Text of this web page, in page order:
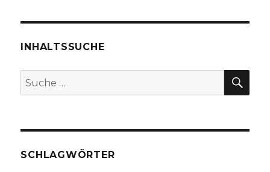
INHALTSSUCHE
Suche
nach:
SCHLAGWÖRTER